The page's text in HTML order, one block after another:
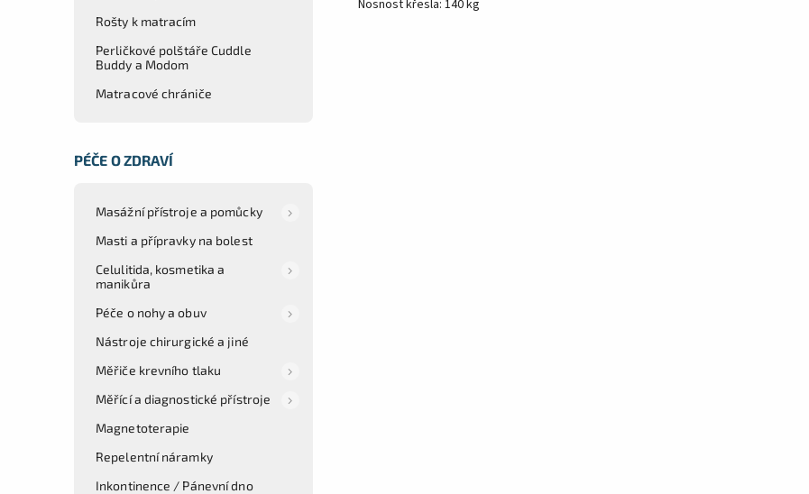
Rošty k matracím
Perličkové polštáře Cuddle
Buddy a Modom
Matracové chrániče
PÉČE O ZDRAVÍ
Masážní přístroje a pomůcky
Masti a přípravky na bolest
Celulitida, kosmetika a
manikůra
Péče o nohy a obuv
Nástroje chirurgické a jiné
Měřiče krevního tlaku
Měřící a diagnostické přístroje
Magnetoterapie
Repelentní náramky
Inkontinence / Pánevní dno
Nosnost křesla: 140 kg